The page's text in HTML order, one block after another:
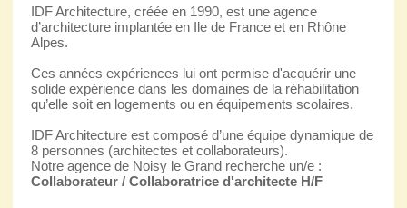
IDF Architecture, créée en 1990, est une agence
d’architecture implantée en Ile de France et en Rhône
Alpes.
Ces années expériences lui ont permise d'acquérir une
solide expérience dans les domaines de la réhabilitation
qu’elle soit en logements ou en équipements scolaires.
IDF Architecture est composé d’une équipe dynamique de
8 personnes (architectes et collaborateurs).
Notre agence de Noisy le Grand recherche un/e :
Collaborateur / Collaboratrice d'architecte H/F